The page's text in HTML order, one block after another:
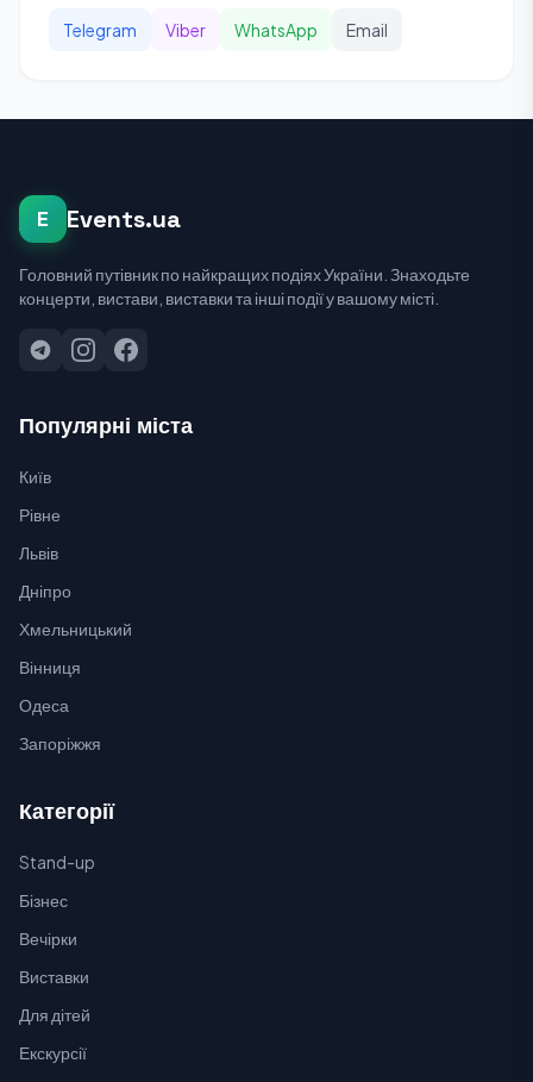
Telegram Viber WhatsApp Email
E Events.ua
Головний путівник по найкращих подіях України. Знаходьте
концерти, вистави, виставки та інші події у вашому місті.
Популярні міста
Київ
Рівне
Львів
Дніпро
Хмельницький
Вінниця
Одеса
Запоріжжя
Категорії
Stand-up
Бізнес
Вечірки
Виставки
Для дітей
Екскурсії